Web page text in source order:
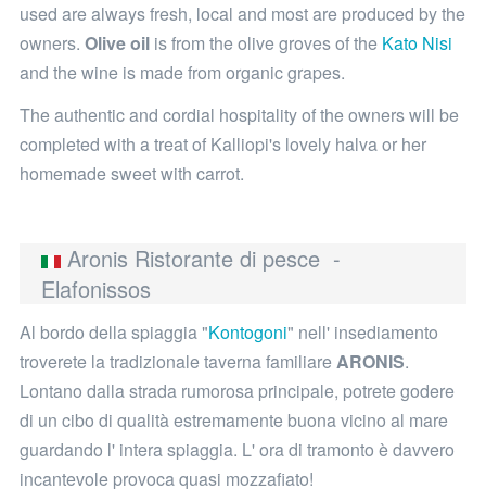
used are always fresh, local and most are produced by the
owners. Olive oil is from the olive groves of the Kato Nisi
and the wine is made from organic grapes.
The authentic and cordial hospitality of the owners will be
completed with a treat of Kalliopi's lovely halva or her
homemade sweet with carrot.
Aronis Ristorante di pesce -
Elafonissos
Al bordo della spiaggia "Kontogoni" nell' insediamento
troverete la tradizionale taverna familiare ARONIS.
Lontano dalla strada rumorosa principale, potrete godere
di un cibo di qualità estremamente buona vicino al mare
guardando l' intera spiaggia. L' ora di tramonto è davvero
incantevole provoca quasi mozzafiato!